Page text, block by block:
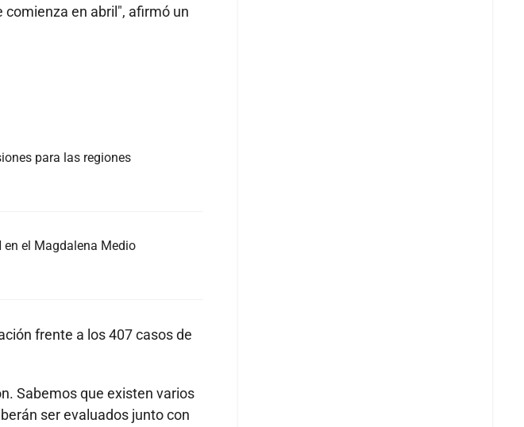
en abril", afirmó un
para las regiones
en el Magdalena Medio
frente a los 407 casos de
Sabemos que existen varios
ser evaluados junto con